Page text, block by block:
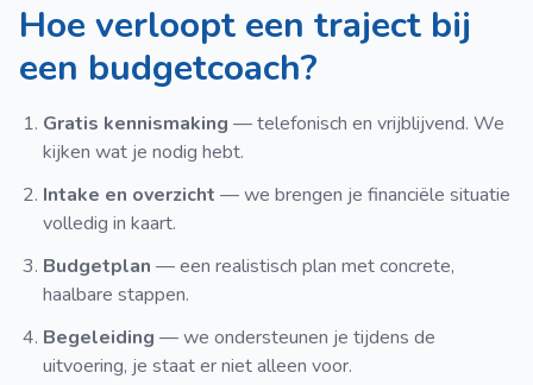
Hoe verloopt een traject bij
een budgetcoach?
Gratis kennismaking — telefonisch en vrijblijvend. We
kijken wat je nodig hebt.
Intake en overzicht — we brengen je financiële situatie
volledig in kaart.
Budgetplan — een realistisch plan met concrete,
haalbare stappen.
Begeleiding — we ondersteunen je tijdens de
uitvoering, je staat er niet alleen voor.